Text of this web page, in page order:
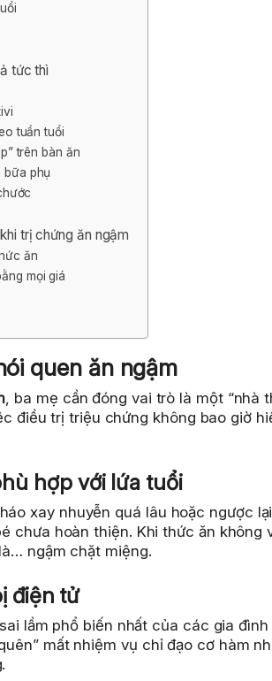
tức thì
tuần tuổi
trên bàn ăn
bữa phụ
trị chứng ăn ngậm
ăn
mọi giá
quen ăn ngậm
, ba mẹ cần đóng vai trò là một “nhà
điều trị triệu chứng không bao giờ
hợp với lứa tuổi
xay nhuyễn quá lâu hoặc ngược
chưa hoàn thiện. Khi thức ăn không
ngậm chặt miệng.
điện tử
lầm phổ biến nhất của các gia đình
mất nhiệm vụ chỉ đạo cơ hàm